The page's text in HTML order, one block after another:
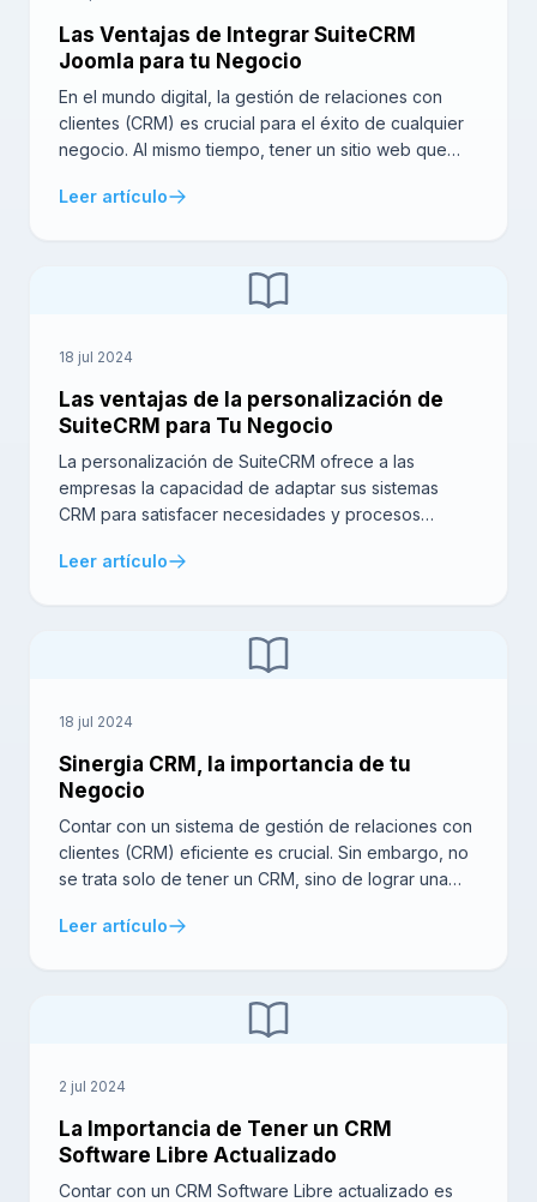
Las Ventajas de Integrar SuiteCRM
Joomla para tu Negocio
En el mundo digital, la gestión de relaciones con
clientes (CRM) es crucial para el éxito de cualquier
negocio. Al mismo tiempo, tener un sitio web que
importante. Aquí es donde la opción de integrar
Leer artículo
18 jul 2024
Las ventajas de la personalización de
SuiteCRM para Tu Negocio
La personalización de SuiteCRM ofrece a las
empresas la capacidad de adaptar sus sistemas
CRM para satisfacer necesidades y procesos
flujos de trabajo únicos, las empresas pueden lograr
exploraremos en profundidad […]
Leer artículo
18 jul 2024
Sinergia CRM, la importancia de tu
Negocio
Contar con un sistema de gestión de relaciones con
clientes (CRM) eficiente es crucial. Sin embargo, no
se trata solo de tener un CRM, sino de lograr una
marcar una gran diferencia en cómo tu negocio
Leer artículo
2 jul 2024
La Importancia de Tener un CRM
Software Libre Actualizado
Contar con un CRM Software Libre actualizado es